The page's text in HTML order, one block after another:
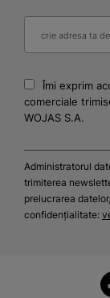
Îmi exprim
comerciale
WOJAS S.A.
Administratorul
trimiterea
prelucrarea
confidențialitate: